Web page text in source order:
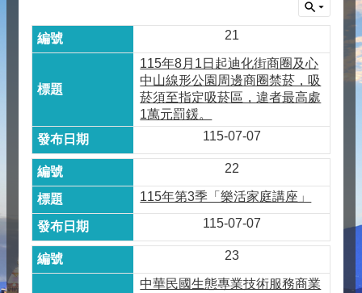
21
115年8月1日起迪化街商圈及心
中山線形公園周邊商圈禁菸，吸
菸須至指定吸菸區，違者最高處
1萬元罰鍰。
115-07-07
22
115年第3季「樂活家庭講座」
115-07-07
23
中華民國生態專業技術服務商業